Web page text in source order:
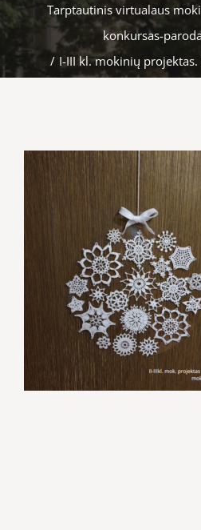
Tarptautinis virtualaus
konkursas-
/ I-III kl. mokinių